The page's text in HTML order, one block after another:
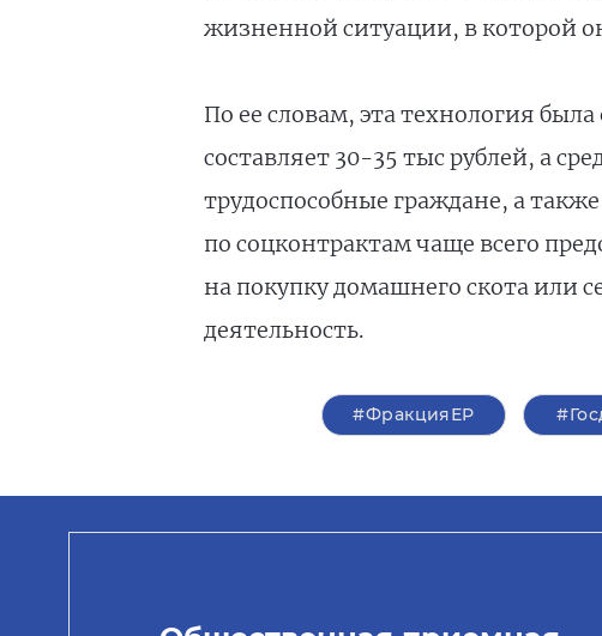
жизненной ситуации, в которой
По ее словам, эта технология
составляет 30-35 тыс рублей, а
трудоспособные граждане, а
по соцконтрактам чаще всего
на покупку домашнего скота или
деятельность.
#ФракцияЕР